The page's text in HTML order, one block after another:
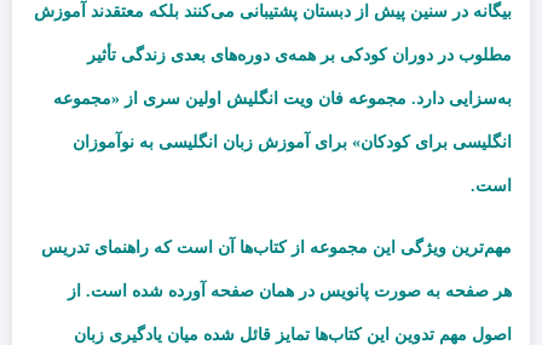
بیگانه در سنین پیش از دبستان پشتیبانی میكنند بلكه معتقدند آموزش
مطلوب در دوران كودكی بر همهی دورههای بعدی زندگی تأثیر
بهسزایی دارد. مجموعه فان ویت انگلیش اولین سری از «مجموعه
انگلیسی برای کودکان» برای آموزش زبان انگلیسی به نوآموزان
است.
مهمترین ویژگی این مجموعه از كتابها آن است كه راهنمای تدریس
هر صفحه به صورت پانویس در همان صفحه آورده شده است. از
اصول مهم تدوین این كتابها تمایز قائل شده میان یادگیری زبان